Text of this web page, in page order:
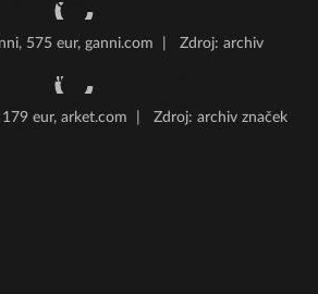
575 eur, ganni.com
Zdroj: archiv
eur, arket.com Zdroj: archiv značek